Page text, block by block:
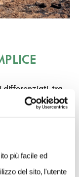
più facile ed
del sito, l'utente
differenziati, tra
semplici
dei